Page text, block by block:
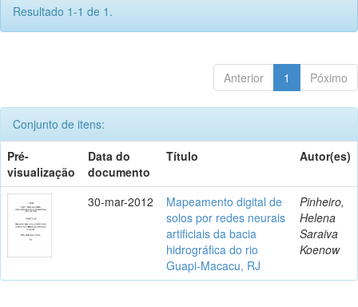
Resultado 1-1 de 1.
Anterior 1 Póximo
Conjunto de itens:
Pré-
visualização
Data do
documento
Título Autor(es)
30-mar-2012
Mapeamento digital de
solos por redes neurais
artificiais da bacia
hidrográfica do rio
Guapi-Macacu, RJ
Pinheiro,
Helena
Saraiva
Koenow